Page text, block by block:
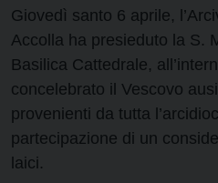
Giovedì santo 6 aprile,
Accolla ha presieduto la S.
Basilica Cattedrale,
concelebrato il Vescovo
provenienti da tutta
partecipazione di un
laici.